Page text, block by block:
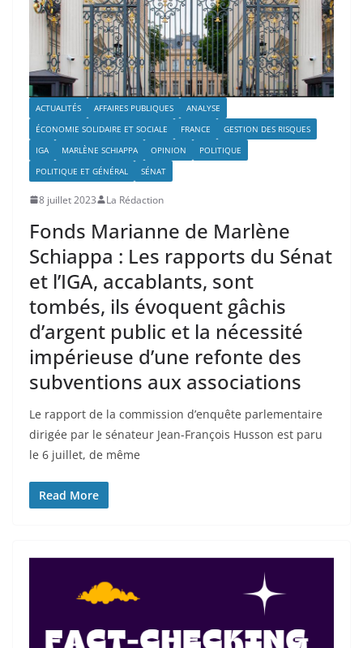
ACTUALITÉS AFFAIRES PUBLIQUES
ANALYSE
ÉCONOMIE SOLIDAIRE ET SOCIALE
FRANCE
GESTION DES RISQUES
IGA
MARLÈNE SCHIAPPA OPINION
POLITIQUE
POLITIQUE ET GÉNÉRAL
SÉNAT
8 juillet 2023 La Rédaction
Fonds Marianne de Marlène
Schiappa : Les rapports du Sénat
et l’IGA, accablants, sont
tombés, ils évoquent gâchis
d’argent public et la nécessité
impérieuse d’une refonte des
subventions aux associations
Le rapport de la commission d’enquête parlementaire
dirigée par le sénateur Jean-François Husson est paru
le 6 juillet, de même
Read More